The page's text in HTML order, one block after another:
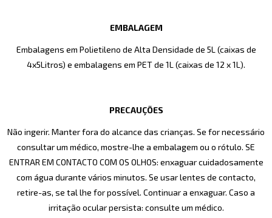
EMBALAGEM
Embalagens em Polietileno de Alta Densidade de 5L (caixas de
4x5Litros) e embalagens em PET de 1L (caixas de 12 x 1L).
PRECAUÇÕES
Não ingerir. Manter fora do alcance das crianças. Se for necessário
consultar um médico, mostre-lhe a embalagem ou o rótulo. SE
ENTRAR EM CONTACTO COM OS OLHOS: enxaguar cuidadosamente
com água durante vários minutos. Se usar lentes de contacto,
retire-as, se tal lhe for possível. Continuar a enxaguar. Caso a
irritação ocular persista: consulte um médico.